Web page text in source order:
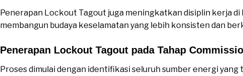
Penerapan Lockout Tagout juga meningkatkan disiplin kerja di
membangun budaya keselamatan yang lebih konsisten dan
Penerapan Lockout Tagout pada Tahap
Proses dimulai dengan identifikasi seluruh sumber energi